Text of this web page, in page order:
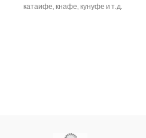
катаифе, кнафе, кунуфе и т.д.